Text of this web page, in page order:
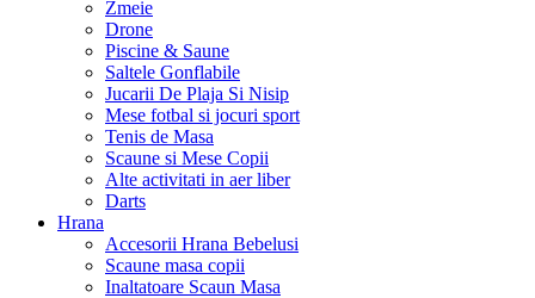
Zmeie
Drone
Piscine & Saune
Saltele Gonflabile
Jucarii De Plaja Si Nisip
Mese fotbal si jocuri sport
Tenis de Masa
Scaune si Mese Copii
Alte activitati in aer liber
Darts
Hrana
Accesorii Hrana Bebelusi
Scaune masa copii
Inaltatoare Scaun Masa